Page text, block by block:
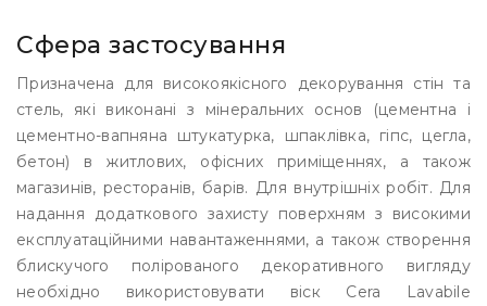
Сфера застосування
Призначена для високоякісного декорування стін та
стель, які виконані з мінеральних основ (цементна і
цементно-вапняна штукатурка, шпаклівка, гіпс, цегла,
бетон) в житлових, офісних приміщеннях, а також
магазинів, ресторанів, барів. Для внутрішніх робіт. Для
надання додаткового захисту поверхням з високими
експлуатаційними навантаженнями, а також створення
блискучого полірованого декоративного вигляду
необхідно використовувати віск Cera Lavabile